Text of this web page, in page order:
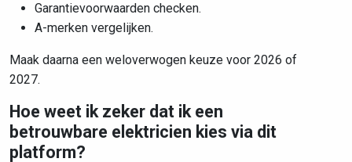
Garantievoorwaarden checken.
A-merken vergelijken.
Maak daarna een weloverwogen keuze voor 2026 of
2027.
Hoe weet ik zeker dat ik een
betrouwbare elektricien kies via dit
platform?